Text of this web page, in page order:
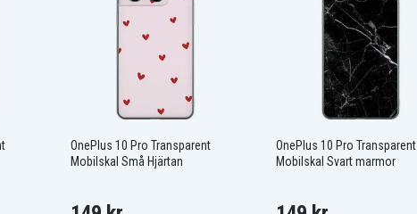
det ger lätt tillgång till
tillgång till alla
OnePlus 10 Pro Transparent
Mobilskal Små Hjärtan
OnePlus 10 Pro Transparent
Mobilskal Svart marmor